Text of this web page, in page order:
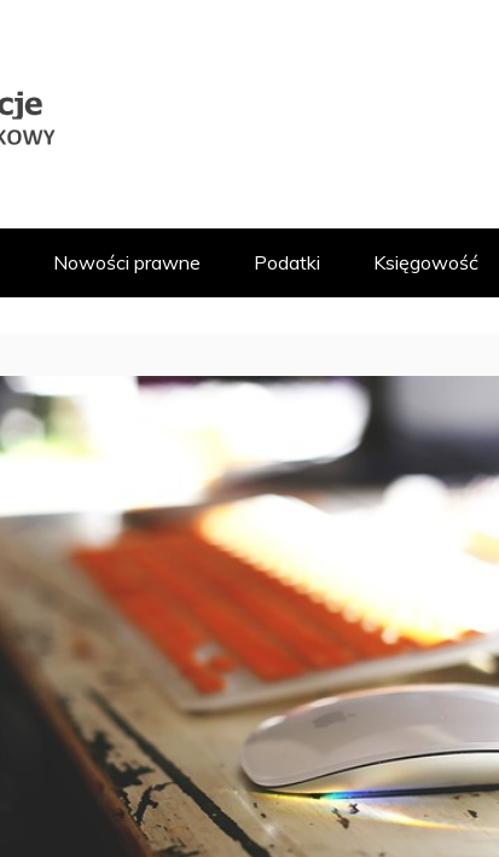
Nowości prawne Podatki Księgowość